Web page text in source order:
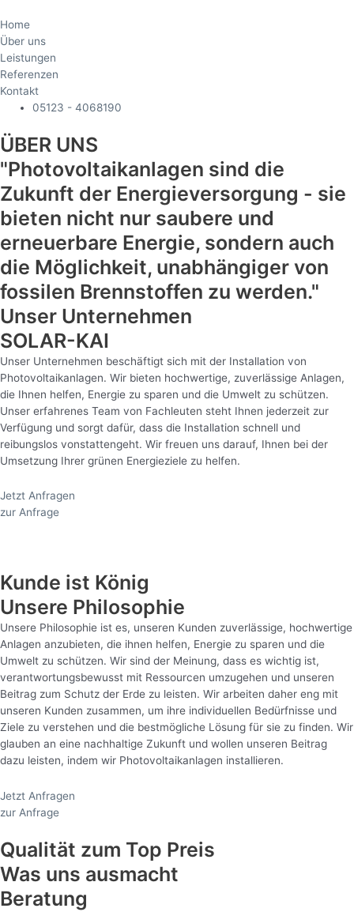
Home
Über uns
Leistungen
Referenzen
Kontakt
05123 - 4068190
ÜBER UNS
"Photovoltaikanlagen sind die
Zukunft der Energieversorgung - sie
bieten nicht nur saubere und
erneuerbare Energie, sondern auch
die Möglichkeit, unabhängiger von
fossilen Brennstoffen zu werden."
Unser Unternehmen
SOLAR-KAI
Unser Unternehmen beschäftigt sich mit der Installation von
Photovoltaikanlagen. Wir bieten hochwertige, zuverlässige Anlagen,
die Ihnen helfen, Energie zu sparen und die Umwelt zu schützen.
Unser erfahrenes Team von Fachleuten steht Ihnen jederzeit zur
Verfügung und sorgt dafür, dass die Installation schnell und
reibungslos vonstattengeht. Wir freuen uns darauf, Ihnen bei der
Umsetzung Ihrer grünen Energieziele zu helfen.
Jetzt Anfragen
zur Anfrage
Kunde ist König
Unsere Philosophie
Unsere Philosophie ist es, unseren Kunden zuverlässige, hochwertige
Anlagen anzubieten, die ihnen helfen, Energie zu sparen und die
Umwelt zu schützen. Wir sind der Meinung, dass es wichtig ist,
verantwortungsbewusst mit Ressourcen umzugehen und unseren
Beitrag zum Schutz der Erde zu leisten. Wir arbeiten daher eng mit
unseren Kunden zusammen, um ihre individuellen Bedürfnisse und
Ziele zu verstehen und die bestmögliche Lösung für sie zu finden. Wir
glauben an eine nachhaltige Zukunft und wollen unseren Beitrag
dazu leisten, indem wir Photovoltaikanlagen installieren.
Jetzt Anfragen
zur Anfrage
Qualität zum Top Preis
Was uns ausmacht
Beratung